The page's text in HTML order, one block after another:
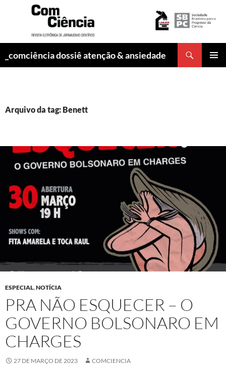
_comciência dossiê atenção & ansiedade
Arquivo da tag: Benett
ESPECIAL,NOTÍCIA
PRA NÃO ESQUECER – O
GOVERNO BOLSONARO EM
CHARGES
27 DE MARÇO DE 2023 COMCIENCIA